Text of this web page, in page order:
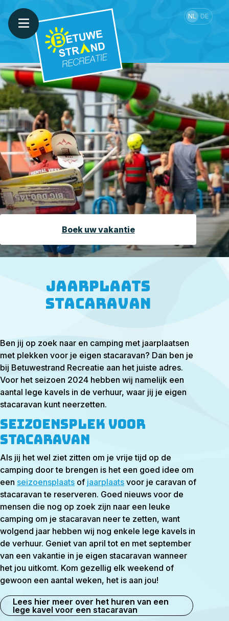
NL DE
WATERSKI CAMPING STRANDBAD
Boek uw vakantie
Jaarplaats
stacaravan
Ben jij op zoek naar en camping met jaarplaatsen
met plekken voor je eigen stacaravan? Dan ben je
bij Betuwestrand Recreatie aan het juiste adres.
Voor het seizoen 2024 hebben wij namelijk een
aantal lege kavels in de verhuur, waar jij je eigen
stacaravan kunt neerzetten.
Seizoensplek voor
stacaravan
Als jij het wel ziet zitten om je vrije tijd op de
camping door te brengen is het een goed idee om
een seizoensplaats of jaarplaats voor je caravan of
stacaravan te reserveren. Goed nieuws voor de
mensen die nog op zoek zijn naar een leuke
camping om je stacaravan neer te zetten, want
wolgend jaar hebben wij nog enkele lege kavels in
de verhuur. Geniet van april tot en met september
van een vakantie in je eigen stacaravan wanneer
het jou uitkomt. Kom gezellig elk weekend of
gewoon een aantal weken, het is aan jou!
Lees hier meer over het huren van een
lege kavel voor een stacaravan